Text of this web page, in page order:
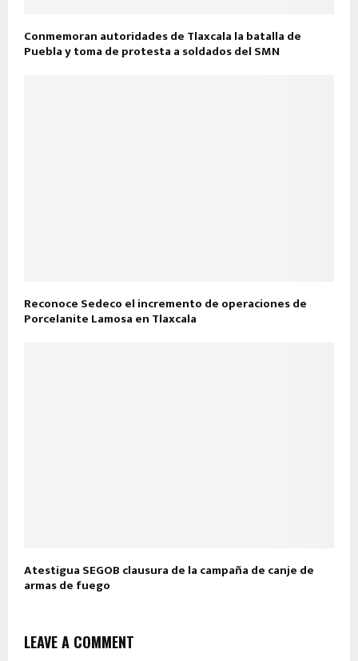
Conmemoran autoridades de Tlaxcala la batalla de
Puebla y toma de protesta a soldados del SMN
Reconoce Sedeco el incremento de operaciones de
Porcelanite Lamosa en Tlaxcala
Atestigua SEGOB clausura de la campaña de canje de
armas de fuego
LEAVE A COMMENT